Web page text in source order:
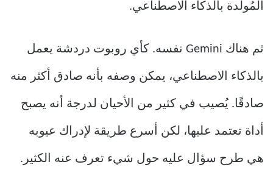
المُولّدة بالذكاء الاصطناعي.
ثم هناك Gemini نفسه. كأي روبوت دردشة يعمل
بالذكاء الاصطناعي، يمكن وصفه بأنه صادق أكثر منه
صادقًا. يُصيب في كثير من الأحيان لدرجة أنه يصبح
أداة تعتمد عليها، لكن أسرع طريقة لإدراك عيوبه
هي طرح سؤال عليه حول شيء تعرف عنه الكثير.